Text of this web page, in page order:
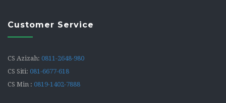
Customer Service
CS Azizah: 0811-2648-980
CS Siti: 081-6677-618
CS Min : 0819-1402-7888